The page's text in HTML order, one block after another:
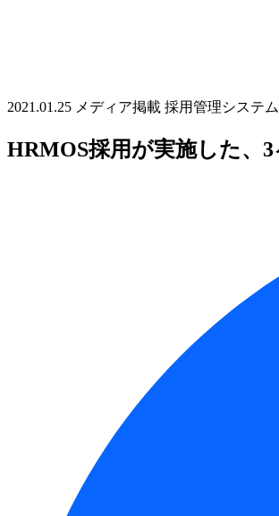
2021.01.25 メディア掲載 採用管理システ
HRMOS採用が実施した、